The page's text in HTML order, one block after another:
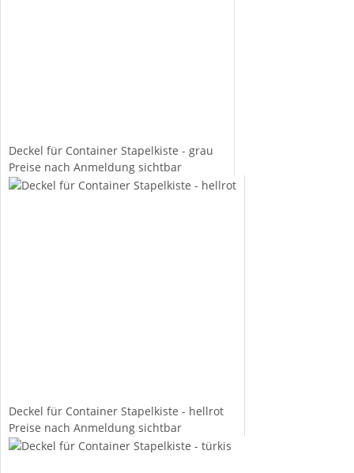
Deckel für Container Stapelkiste - grau
Preise nach Anmeldung sichtbar
Deckel für Container Stapelkiste - hellrot
Preise nach Anmeldung sichtbar